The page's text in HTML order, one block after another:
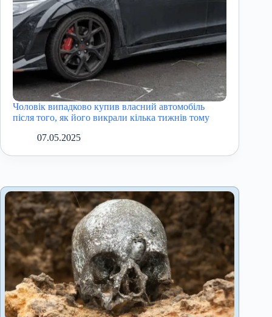
Чоловік випадково купив власний автомобіль
після того, як його викрали кілька тижнів тому
07.05.2025